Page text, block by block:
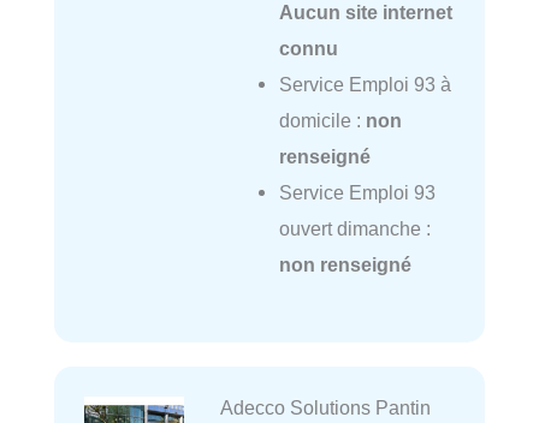
Aucun site internet
connu
Service Emploi 93 à
domicile : non
renseigné
Service Emploi 93
ouvert dimanche :
non renseigné
Adecco Solutions Pantin